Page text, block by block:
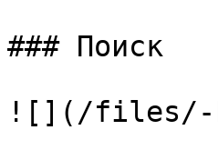
### Поиск
![](/files/-